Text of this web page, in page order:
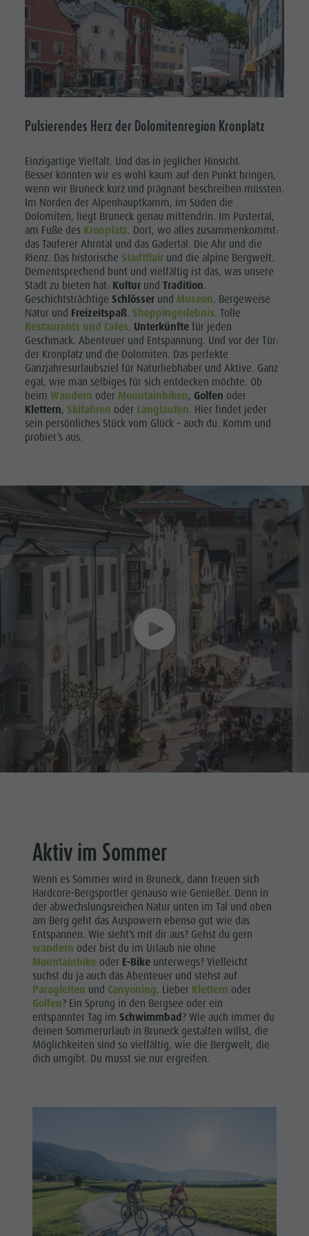
Pulsierendes Herz der Dolomitenregion Kronplatz
Einzigartige Vielfalt. Und das in jeglicher Hinsicht.
Besser könnten wir es wohl kaum auf den Punkt bringen,
wenn wir Bruneck kurz und prägnant beschreiben müssten.
Im Norden der Alpenhauptkamm, im Süden die
Dolomiten, liegt Bruneck genau mittendrin. Im Pustertal,
am Fuße des Kronplatz. Dort, wo alles zusammenkommt:
das Tauferer Ahrntal und das Gadertal. Die Ahr und die
Rienz. Das historische Stadtflair und die alpine Bergwelt.
Dementsprechend bunt und vielfältig ist das, was unsere
Stadt zu bieten hat: Kultur und Tradition.
Geschichtsträchtige Schlösser und Museen. Bergeweise
Natur und Freizeitspaß. Shoppingerlebnis. Tolle
Restaurants und Cafés. Unterkünfte für jeden
Geschmack. Abenteuer und Entspannung. Und vor der Tür:
der Kronplatz und die Dolomiten. Das perfekte
Ganzjahresurlaubsziel für Naturliebhaber und Aktive. Ganz
egal, wie man selbiges für sich entdecken möchte. Ob
beim Wandern oder Mountainbiken, Golfen oder
Klettern, Skifahren oder Langlaufen. Hier findet jeder
sein persönliches Stück vom Glück – auch du. Komm und
probier’s aus.
Aktiv im Sommer
Wenn es Sommer wird in Bruneck, dann freuen sich
Hardcore-Bergsportler genauso wie Genießer. Denn in
der abwechslungsreichen Natur unten im Tal und oben
am Berg geht das Auspowern ebenso gut wie das
Entspannen. Wie sieht’s mit dir aus? Gehst du gern
wandern oder bist du im Urlaub nie ohne
Mountainbike oder E-Bike unterwegs? Vielleicht
suchst du ja auch das Abenteuer und stehst auf
Paragleiten und Canyoning. Lieber Klettern oder
Golfen? Ein Sprung in den Bergsee oder ein
entspannter Tag imSchwimmbad? Wie auch immer du
deinen Sommerurlaub in Bruneck gestalten willst, die
Möglichkeiten sind so vielfältig, wie die Bergwelt, die
dich umgibt. Du musst sie nur ergreifen.